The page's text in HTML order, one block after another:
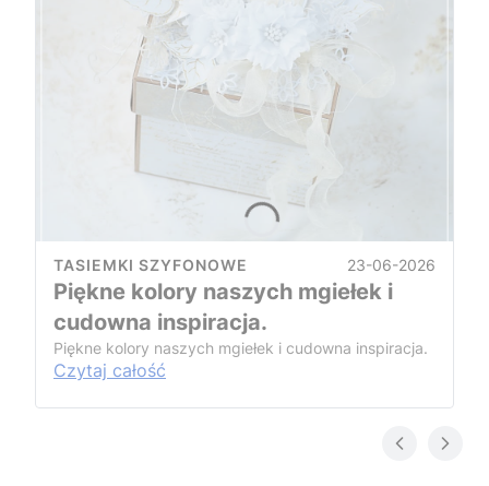
TASIEMKI SZYFONOWE 23-06-2026
Piękne kolory naszych mgiełek i
cudowna inspiracja.
Piękne kolory naszych mgiełek i cudowna inspiracja.
Czytaj całość